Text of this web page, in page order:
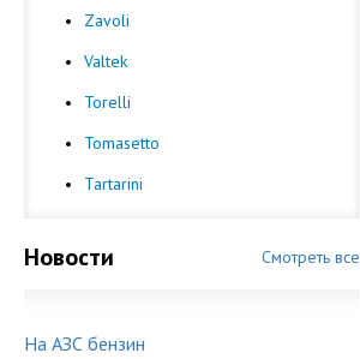
Zavoli
Valtek
Torelli
Tomasetto
Tartarini
Новости Смотреть все
На АЗС бензин